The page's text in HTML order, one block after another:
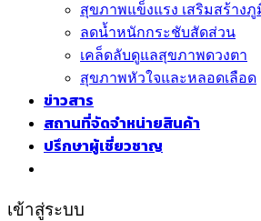
สุขภาพแข็งแรง เสริมสร้าง
ลดน้ำหนักกระชับสัดส่วน
เคล็ดลับดูแลสุขภาพดวงตา
สุขภาพหัวใจและหลอดเลือด
ข่าวสาร
สถานที่จัดจำหน่ายสินค้า
ปรึกษาผู้เชี่ยวชาญ
เข้าสู่ระบบ